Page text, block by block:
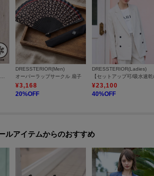
DRESSTERIOR(Men)
オーバーラップサークル 扇子
¥3,168
20%OFF
DRESSTERIOR(Ladies)
¥23,100
40%OFF
ルアイテムからのおすすめ